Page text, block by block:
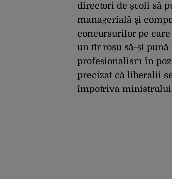
directori de școli să
managerială și
concursurilor pe care
un fir roșu să-și
profesionalism în
precizat că liberalii
împotriva ministrului